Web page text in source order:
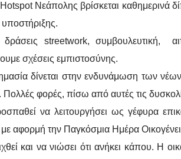
Νεάπολης βρίσκεται καθημερινά
υποστήριξης.
streetwork, συμβουλευτική,
σχέσεις εμπιστοσύνης.
δίνεται στην ενδυνάμωση των
Πολλές φορές, πίσω από αυτές τις
να λειτουργήσει ως γέφυρα
με αφορμή την Παγκόσμια Ημέρα
και να νιώσει ότι ανήκει κάπου. Η